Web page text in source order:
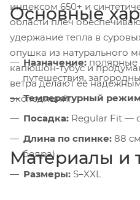
индексом 650+ и
области плеч
удержание тепла в
опушка из натурального
капюшон-тубус и
ветра делают её
экспедиций.
Основные
Назначение: полярные
путешествия,
Температурный
Посадка: Regular Fit —
Длина по спинке: 88
бедра)
Размеры: S–XXL
Материалы и